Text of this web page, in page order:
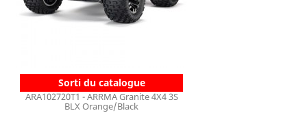
Sorti du catalogue
ARA102720T1 - ARRMA Granite 4X4 3S
BLX Orange/Black